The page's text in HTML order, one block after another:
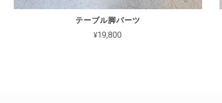
テーブル脚パーツ
¥19,800